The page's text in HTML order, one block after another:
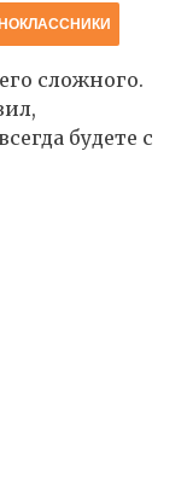
сложного.
будете с